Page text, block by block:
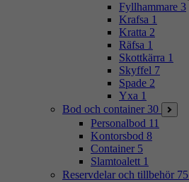
Fyllhammare 3
Krafsa 1
Kratta 2
Räfsa 1
Skottkärra 1
Skyffel 7
Spade 2
Yxa 1
Bod och container 30
Personalbod 11
Kontorsbod 8
Container 5
Slamtoalett 1
Reservdelar och tillbehör 75